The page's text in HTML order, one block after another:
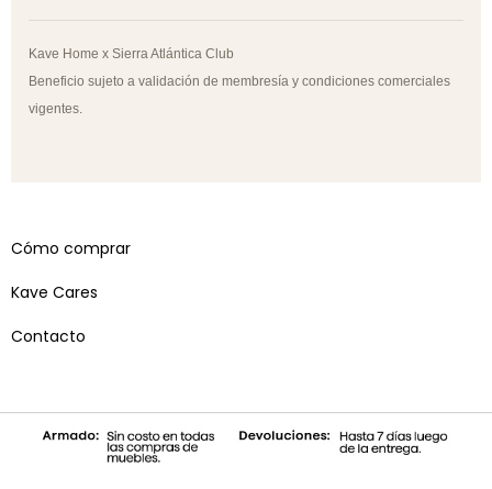
Kave Home x Sierra Atlántica Club
Beneficio sujeto a validación de membresía y condiciones comerciales
vigentes.
Cómo comprar
Kave Cares
Contacto